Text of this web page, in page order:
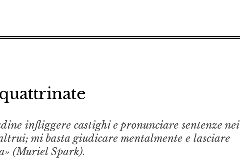
infliggere castighi e pronunciare sentenze nei
mi basta giudicare mentalmente e lasciare
(Muriel Spark).